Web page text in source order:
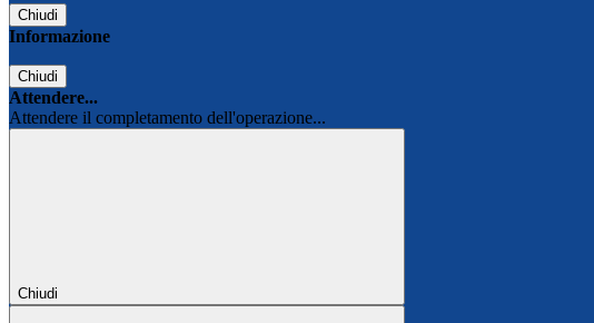
Chiudi
Informazione
Chiudi
Attendere...
Attendere il completamento dell'operazione...
Chiudi